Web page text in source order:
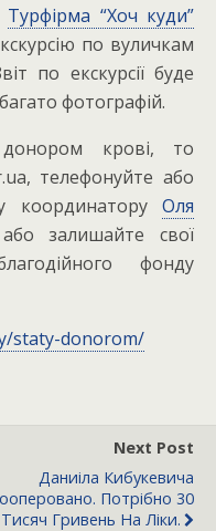
Турфірма “Хоч куди”
по вуличкам
по екскурсії буде
фотографій.
крові, то
телефонуйте або
Оля
залишайте свої
фонду
staty-donorom/
Next Post
Даниіла Кибукевича
Потрібно 30
Тисяч Гривень На Ліки.